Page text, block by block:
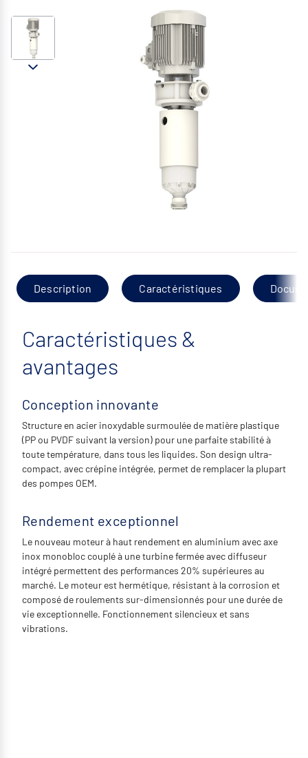
Description Caractéristiques
Caractéristiques &
avantages
Conception innovante
Structure en acier inoxydable surmoulée de matière plastique
(PP ou PVDF suivant la version) pour une parfaite stabilité à
toute température, dans tous les liquides. Son design ultra-
compact, avec crépine intégrée, permet de remplacer la plupart
des pompes OEM.
Rendement exceptionnel
Le nouveau moteur à haut rendement en aluminium avec axe
inox monobloc couplé à une turbine fermée avec diffuseur
intégré permettent des performances 20% supérieures au
marché. Le moteur est hermétique, résistant à la corrosion et
composé de roulements sur-dimensionnés pour une durée de
vie exceptionnelle. Fonctionnement silencieux et sans
vibrations.